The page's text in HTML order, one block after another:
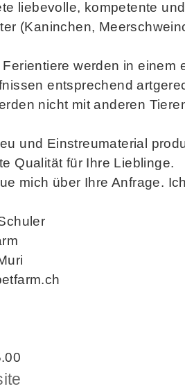
liebevolle, kompetente
(Kaninchen,
werden in einem
entsprechend
nicht mit anderen
und Einstreumaterial
Qualität für Ihre Lieblinge.
mich über Ihre Anfrage.